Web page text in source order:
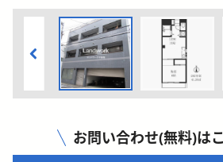
お問い合わせ(無料)は